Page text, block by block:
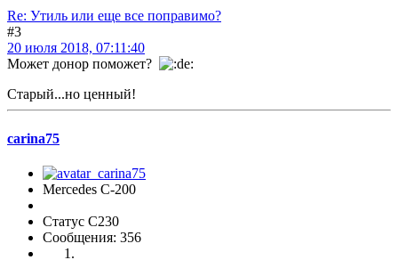
Re: Утиль или еще все поправимо?
#3
20 июля 2018, 07:11:40
Может донор поможет?
Старый...но ценный!
carina75
Mercedes C-200
Статус C230
Сообщения: 356